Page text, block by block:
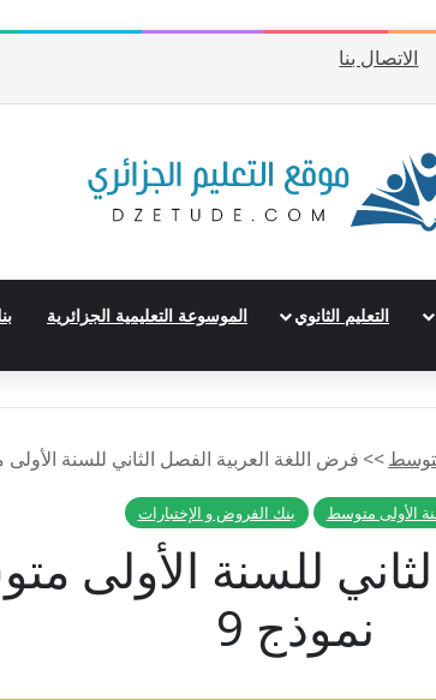
الاتصال بنا
التعليم الثانوي الموسوعة التعليمية الجزائرية
>>فرض اللغة العربية الفصل الثاني للسنة الأولى
الأولى متوسط بنك الفروض و الإختبارات
للسنة الأولى
نموذج 9